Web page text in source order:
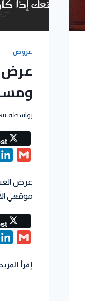
عروض
عرض
بواسطة
Gmail
موقعي
Gmail
إقرأ المزيد